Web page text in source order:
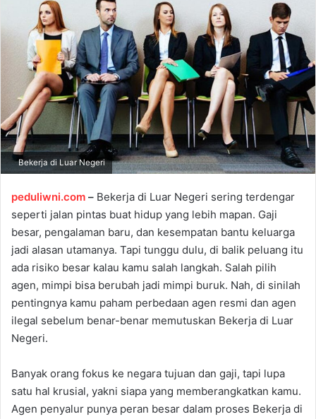
a
n
e
m
a
i
l
Bekerja di Luar Negeri
peduliwni.com – Bekerja di Luar Negeri sering terdengar
seperti jalan pintas buat hidup yang lebih mapan. Gaji
besar, pengalaman baru, dan kesempatan bantu keluarga
jadi alasan utamanya. Tapi tunggu dulu, di balik peluang itu
ada risiko besar kalau kamu salah langkah. Salah pilih
agen, mimpi bisa berubah jadi mimpi buruk. Nah, di sinilah
pentingnya kamu paham perbedaan agen resmi dan agen
ilegal sebelum benar-benar memutuskan Bekerja di Luar
Negeri.
Banyak orang fokus ke negara tujuan dan gaji, tapi lupa
satu hal krusial, yakni siapa yang memberangkatkan kamu.
Agen penyalur punya peran besar dalam proses Bekerja di